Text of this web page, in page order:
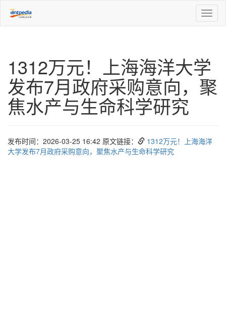
1312万元！上海海洋大学
发布7月政府采购意向，聚
焦水产与生命科学研究
发布时间：2026-03-25 16:42 原文链接：
1312万元！上海海洋
大学发布7月政府采购意向，聚焦水产与生命科学研究